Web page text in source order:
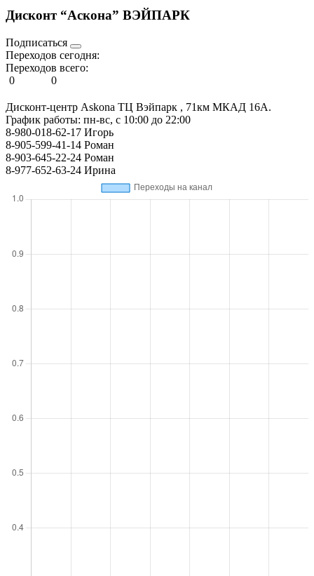
Дисконт “Аскона” ВЭЙПАРК
Подписаться
Переходов сегодня:
Переходов всего:
0
0
Дисконт-центр Askona ТЦ Вэйпарк , 71км МКАД 16А.
График работы: пн-вс, с 10:00 до 22:00
8-980-018-62-17 Игорь
8-905-599-41-14 Роман
8-903-645-22-24 Роман
8-977-652-63-24 Ирина